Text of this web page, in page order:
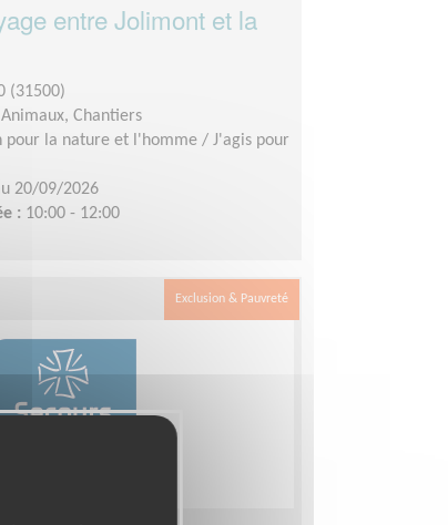
entre Jolimont et la
(31500)
Chantiers
pour la nature et l'homme / J'agis pour
20/09/2026
: 10:00 - 12:00
Exclusion & Pauvreté